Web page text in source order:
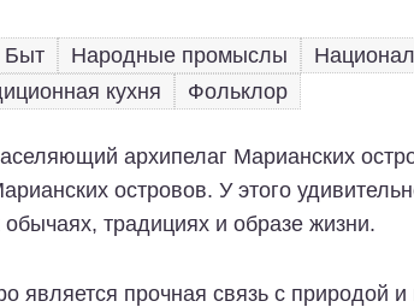
Быт Народные промыслы
кухня Фольклор
архипелаг Марианских
островов. У этого
обычаях, традициях и образе жизни.
является прочная связь с природой